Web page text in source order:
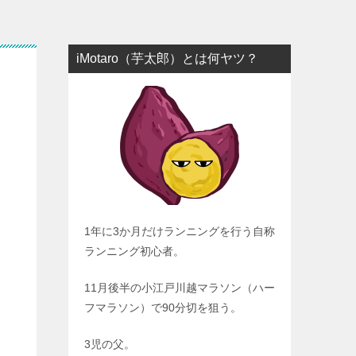
iMotaro（芋太郎）とは何ヤツ？
1年に3か月だけランニングを行う自称
ランニング初心者。
11月後半の小江戸川越マラソン（ハー
フマラソン）で90分切を狙う。
3児の父。